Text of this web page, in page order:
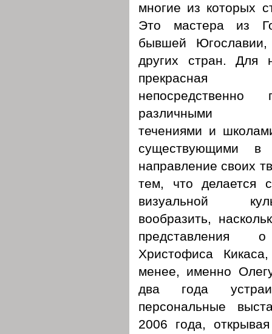
многие из которых
Это мастера из
бывшей
других стран.
прекрасная
непосредственно
различными
течениями и
существующими в
направление своих
тем, что делается
визуальной
вообразить,
Христофиса
менее, именно
два года
персональные
2006 года,